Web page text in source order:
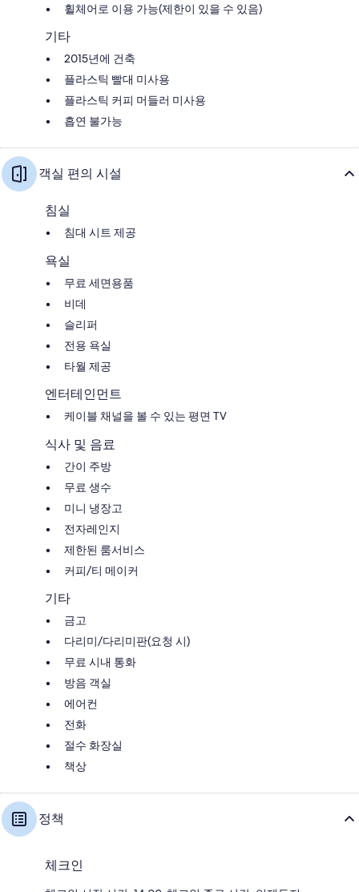
휠체어로 이용 가능(제한이 있을 수 있음)
기타
2015년에 건축
플라스틱 빨대 미사용
플라스틱 커피 머들러 미사용
흡연 불가능
객실 편의 시설
침실
침대 시트 제공
욕실
무료 세면용품
비데
슬리퍼
전용 욕실
타월 제공
엔터테인먼트
케이블 채널을 볼 수 있는 평면 TV
식사 및 음료
간이 주방
무료 생수
미니 냉장고
전자레인지
제한된 룸서비스
커피/티 메이커
기타
금고
다리미/다리미판(요청 시)
무료 시내 통화
방음 객실
에어컨
전화
절수 화장실
책상
정책
체크인